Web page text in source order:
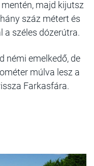
majd kijutsz
száz métert és
a széles dózerútra.
némi emelkedő, de
múlva lesz a
Farkasfára.